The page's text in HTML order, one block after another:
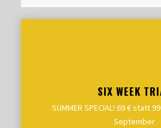
SIX WEEK
SUMMER SPECIAL! 69 € statt
September